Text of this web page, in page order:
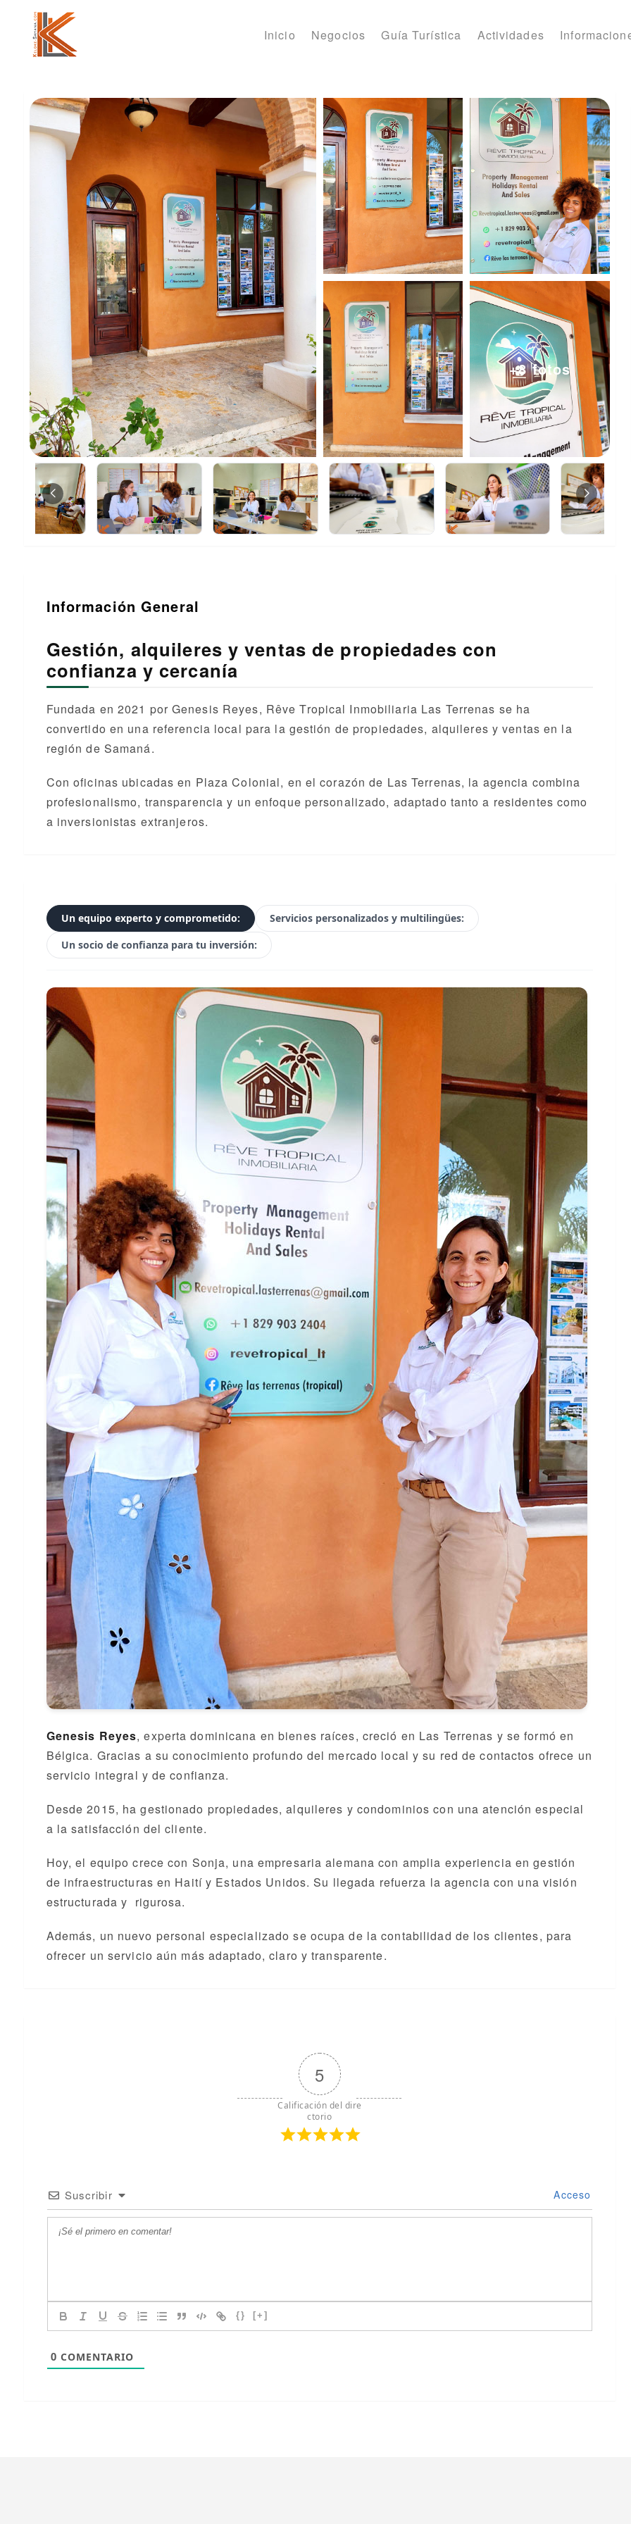
Inicio Negocios Guía Turística Actividades
+8 fotos
Información General
Gestión, alquileres y ventas de propiedades con
confianza y cercanía
Fundada en 2021 por Genesis Reyes, Rêve Tropical Inmobiliaria Las Terrenas se ha
convertido en una referencia local para la gestión de propiedades, alquileres y ventas en la
región de Samaná.
Con oficinas ubicadas en Plaza Colonial, en el corazón de Las Terrenas, la agencia combina
profesionalismo, transparencia y un enfoque personalizado, adaptado tanto a residentes como
a inversionistas extranjeros.
Un equipo experto y comprometido:
Servicios personalizados y multilingües:
Un socio de confianza para tu inversión:
Genesis Reyes, experta dominicana en bienes raíces, creció en Las Terrenas y se formó en
Bélgica. Gracias a su conocimiento profundo del mercado local y su red de contactos ofrece un
servicio integral y de confianza.
Desde 2015, ha gestionado propiedades, alquileres y condominios con una atención especial
a la satisfacción del cliente.
Hoy, el equipo crece con Sonja, una empresaria alemana con amplia experiencia en gestión
de infraestructuras en Haití y Estados Unidos. Su llegada refuerza la agencia con una visión
estructurada y rigurosa.
Además, un nuevo personal especializado se ocupa de la contabilidad de los clientes, para
ofrecer un servicio aún más adaptado, claro y transparente.
5
Calificación del dire
ctorio
Suscribir Acceso
{} [+]
0 COMENTARIO